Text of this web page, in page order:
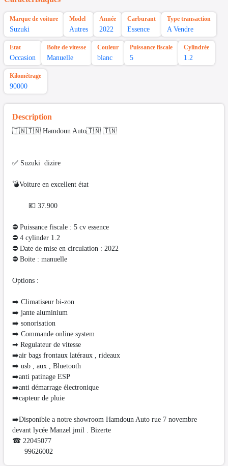
Marque de voiture
Suzuki
Model
Autres
Année
2022
Carburant
Essence
Type transaction
A Vendre
Etat
Occasion
Boîte de vitesse
Manuelle
Couleur
blanc
Puissance fiscale
5
Cylindrée
1.2
Kilométrage
90000
Description
🇹🇳🇹🇳 Hamdoun Auto🇹🇳 🇹🇳
✅ Suzuki dizire
💣Voiture en excellent état
💶 37.900
⛔ Puissance fiscale : 5 cv essence
⛔️ 4 cylinder 1.2
⛔ Date de mise en circulation : 2022
⛔ Boite : manuelle
Options :
➡️ Climatiseur bi-zon
➡️ jante aluminium
➡️ sonorisation
➡️ Commande online system
➡ Regulateur de vitesse
➡️air bags frontaux latéraux , rideaux
➡️ usb , aux , Bluetooth
➡️anti patinage ESP
➡️anti démarrage électronique
➡️capteur de pluie
➡️Disponible a notre showroom Hamdoun Auto rue 7 novembre
devant lycée Manzel jmil . Bizerte
☎ 22045077
99626002